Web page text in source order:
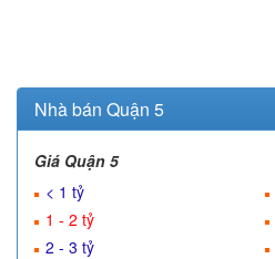
Nhà bán Quận 5
Giá Quận 5
< 1 tỷ
1 - 2 tỷ
2 - 3 tỷ